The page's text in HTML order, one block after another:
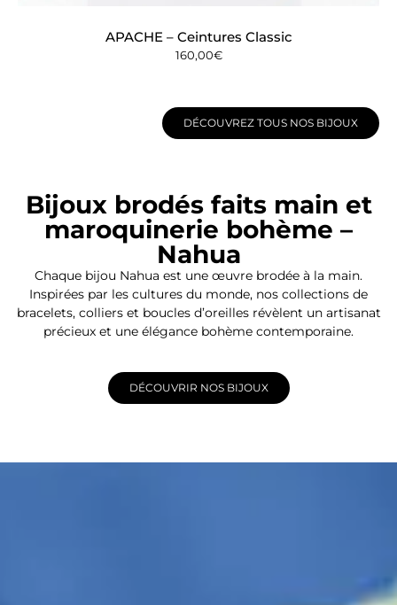
APACHE – Ceintures Classic
160,00€
DÉCOUVREZ TOUS NOS BIJOUX
Bijoux brodés faits main et
maroquinerie bohème –
Nahua
Chaque bijou Nahua est une œuvre brodée à la main.
Inspirées par les cultures du monde, nos collections de
bracelets, colliers et boucles d’oreilles révèlent un artisanat
précieux et une élégance bohème contemporaine.
DÉCOUVRIR NOS BIJOUX